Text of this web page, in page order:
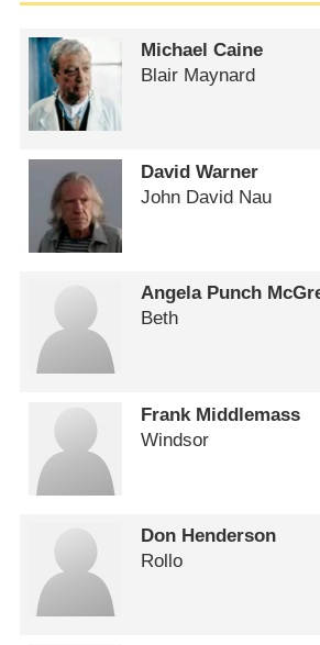
Michael Caine
Blair Maynard
David Warner
John David Nau
Angela Punch
Beth
Frank Middlemass
Windsor
Don Henderson
Rollo